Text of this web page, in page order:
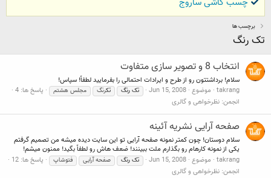
برچسب ها
تک رنگ
انتخاب 8 و تصویر سازی متفاوت
سلام! برداشتتون رو از طرح و ایرادات احتمالی را بفرمایید لطفاً! سپاس!
takrang موضوع Jun 15, 2008 تک رنگ تکرنگ مجلس هشتم
پاسخ ها: 4
انجمن: نظرخواهی و گالری
صفحه آرایی نشریه آئینه
سلام دوستان! چون کمتر نمونه صفحه آرایی تو این سایت دیده میشه من تصمیم گرفتم
یکی از نمونه کارهام رو بگذارم ملت ببینند! ضعف هاش رو لطفاً بگید! ممنون میشم!
takrang موضوع Jun 15, 2008 تک رنگ صفحه آرایی فتوشاپ
پاسخ ها: 12
انجمن: نظرخواهی و گالری